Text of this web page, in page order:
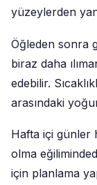
yüzeylerden
Öğleden sonra
biraz daha
edebilir.
arasındaki
Hafta içi günler
olma
için planlama